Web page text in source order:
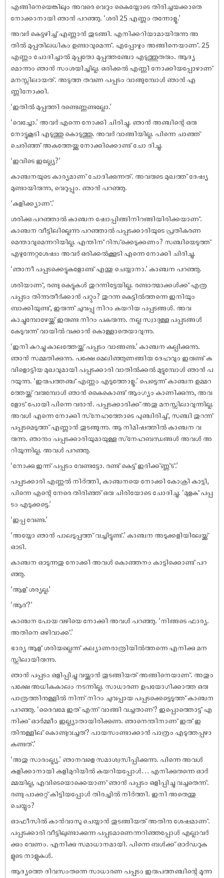
എങ്ങിനെയെങ്കിലും അവരെ വെറും കൈയ്യോടെ തിരിച്ചയക്കാതെ
നോക്കാനായി ഞാൻ പറഞ്ഞു. ‘ശരി 25 എണ്ണം തന്നോളൂ.’
അവർ കെട്ടഴിച്ച് എണ്ണാൻ തുടങ്ങി. എനിക്കറിയാമായിരുന്നു അ
തിൽ മുപ്പതിലധികം ഉണ്ടാവുമെന്ന്. എപ്പോഴും അങ്ങിനെയാണ്. 25
എണ്ണം ചോദിച്ചാൽ മുപ്പതോ മുപ്പത്തഞ്ചോ എടുത്തുതരും. ആദ്യ
മൊന്നും ഞാൻ സംശയിച്ചില്ല. ഒരിക്കൽ എണ്ണി നോക്കിയപ്പോഴാണ്
മനസ്സിലായത്. അടുത്ത തവണ പപ്പടം വാങ്ങുമ്പോൾ ഞാൻ എ
ണ്ണിനോക്കി.
‘ഇതിൽ മുപ്പത്തി രണ്ടെണ്ണണ്ടല്ലോ.’
‘വെച്ചോ.’ അവർ എന്നെ നോക്കി ചിരിച്ചു. ഞാൻ അഞ്ചിന്റെ ഒരു
നോട്ടുകൂടി എടുത്തു കൊടുത്തു. അവർ വാങ്ങിയില്ല. പിന്നെ ചാഞ്ഞ്
ചെരിഞ്ഞ് അകത്തേയ്ക്കു നോക്കിക്കൊണ്ട് ചോ ദിച്ചു.
‘ഇവിടെ ഇല്ല്യേ?’
കാഞ്ചനയുടെ കാര്യമാണ് ചോദിക്കുന്നത്. അവരുടെ മുഖത്ത് ദേഷ്യ
മുണ്ടായിരുന്നു, വെറുപ്പും. ഞാൻ പറഞ്ഞു.
‘കുളിക്ക്യാണ്.’
ശരിക്കു പറഞ്ഞാൽ കാഞ്ചന ഷോപ്പിങ്ങിനിറങ്ങിയിരിക്കയാണ്.
കാഞ്ചന വീട്ടിലില്ലെന്നു പറഞ്ഞാൽ പപ്പടക്കാരിയുടെ പ്രതികരണ
മെന്താവുമെന്നറിയില്ല. എന്തിന് റിസ്‌ക്കെടുക്കണം? സഞ്ചിയെടുത്ത്
എഴുന്നേറ്റശേഷം അവർ ഒരിക്കൽക്കൂടി എന്നെ നോക്കി ചിരിച്ചു.
‘ഞാനീ പപ്പടക്കെട്ടുകളോണ്ട് എന്തു ചെയ്യാനാ.’ കാഞ്ചന പറഞ്ഞു.
ശരിയാണ്, രണ്ടു കെട്ടുകൾ തുറന്നിട്ടേയില്ല. രണ്ടാത്മാക്കൾക്ക് എത്ര
പപ്പടം തിന്നുതീർക്കാൻ പറ്റും? തുറന്ന കെട്ടിൽത്തന്നെ ഇനിയും
ബാക്കിയുണ്ട്, ഇരുന്ന് ചുവപ്പു നിറം കയറിയ പപ്പടങ്ങൾ. അവ
കാച്ചുമ്പോഴേയ്ക്ക് ഇരുണ്ട നിറം പകരുന്നു. നല്ല സ്വാദുള്ള പപ്പടങ്ങൾ
കേടുവന്ന് വായിൽ വക്കാൻ കൊള്ളാതെയാവുന്നു.
‘ഇനി കുറച്ചു കാലത്തേയ്ക്ക് പപ്പടം വാങ്ങണ്ട.’ കാഞ്ചന കല്പിക്കുന്നു.
ഞാൻ സമ്മതിക്കുന്നു. പക്ഷേ മെലിഞ്ഞുണങ്ങിയ ദേഹവും ഇരുണ്ട് ക
വിളൊട്ടിയ മുഖവുമായി പപ്പടക്കാരി വാതിൽക്കൽ മുട്ടുമ്പോൾ ഞാൻ പ
റയുന്നു. ‘ഇരുപത്തഞ്ച് എണ്ണം എടുത്തോളൂ.’ പെട്ടെന്ന് കാഞ്ചന ഉമ്മറ
ത്തേയ്ക്ക് വരുമ്പോൾ ഞാൻ കൈകൊണ്ട് ആംഗ്യം കാണിക്കുന്നു, അവ
ളോട് പോയി പിന്നെ വരാൻ. പപ്പടക്കാരിക്ക് അതു മനസ്സിലാവുന്നില്ല.
അവൾ എന്നെ നോക്കി സ്‌നേഹത്തോടെ പുഞ്ചിരിച്ച്, സഞ്ചി തുറന്ന്
പപ്പടമെടുത്ത് എണ്ണാൻ തുടങ്ങുന്നു. ആ നിമിഷത്തിൽ കാഞ്ചന വ
രുന്നു. ഞാനും പപ്പടക്കാരിയുമായുള്ള സ്‌നേഹബന്ധങ്ങൾ അവൾ അ
റിയുന്നില്ല. അവൾ പറഞ്ഞു.
‘നോക്കു ഇന്ന് പപ്പടം വേണ്ടട്ടോ. രണ്ട് കെട്ട് ഇരിക്ക്ണ്ണ്ട്.’
പപ്പടക്കാരി എണ്ണൽ നിർത്തി, കാഞ്ചനയെ നോക്കി കോക്രി കാട്ടി,
പിന്നെ എന്റെ നേരെ തിരിഞ്ഞ് ഒരു ചിരിയോടെ ചോദിച്ചു. ‘മുളക് പപ്പ
ടം എടുക്കട്ടെ.’
‘ഇപ്പ വേണ്ട.’
‘അയ്യോ ഞാൻ പാലടുപ്പത്ത് വച്ചിട്ടുണ്ട്.’ കാഞ്ചന അടുക്കളിയിലേയ്ക്ക്
ഓടി.
കാഞ്ചന ഓടുന്നതു നോക്കി അവൾ കൊഞ്ഞനം കാട്ടിക്കൊണ്ട് പറ
ഞ്ഞു.
‘ആള് ശര്യല്ല.’
‘ആര്?’
കാഞ്ചന പോയ വഴിയെ നോക്കി അവൾ പറഞ്ഞു. ‘നിങ്ങടെ ഫാര്യ.
അതിനെ ഒഴിവാക്ക്.’
ഭാര്യ ആള് ശരിയല്ലെന്ന് കല്യാണരാത്രിയിൽത്തന്നെ എനിക്കു മന
സ്സിലായിരുന്നു.
ഞാൻ പപ്പടം ഒളിപ്പിച്ചു വയ്ക്കാൻ തുടങ്ങിയത് അങ്ങിനെയാണ്. അതും
പക്ഷേ അധികകാലം നടന്നില്ല. സാധാരണ ഉപയോഗിക്കാത്ത ഒരു
പാത്രത്തിനുള്ളിൽ നിന്ന് നിറം ചുവപ്പായ പപ്പടക്കെട്ടെടുത്ത് കാഞ്ചന
പറഞ്ഞു. ‘ദൈവമേ ഇത് എന്ന് വാങ്ങി വച്ചതാണ്? ഇപ്പൊത്തൊട്ട് എ
നിക്ക് ഓർമ്മീം ഇല്ല്യാതായിരിക്കുണു. ഞാനെന്തിനാണ് ഇത് ഇ
തിനുള്ളില് കൊണ്ടുവച്ചത്? പായസംണ്ടാക്കാൻ പാത്രം എടുത്തപ്പഴാ
കണ്ടത്.’
‘അതു സാരംല്ല്യ.’ ഞാനവളെ സമാശ്വസിപ്പിക്കുന്നു. പിന്നെ അവൾ
കുളിക്കാനായി കുളിമുറിയിൽ കയറിയപ്പോൾ… എനിക്കുതന്നെ ഓർ
മ്മയില്ല, എവിടെയൊക്കെയാണ് ഞാൻ പപ്പടം ഒളിപ്പിച്ചു വച്ചതെന്ന്.
രണ്ടു പാക്കറ്റ് കിട്ടിയപ്പോൾ തിരച്ചിൽ നിർത്തി. ഇനി അതെന്തു
ചെയ്യും?
ഓഫീസിൽ കാൻവാസു ചെയ്യാൻ തുടങ്ങിയത് അതിനു ശേഷമാണ്.
പപ്പടക്കാരി വീട്ടിലുണ്ടാക്കുന്ന പപ്പടമാണെന്നറിഞ്ഞപ്പോൾ എല്ലാവർ
ക്കും വേണം. എനിക്കു സമാധാനമായി. പിന്നെ ബൾക്ക് ഓർഡറുക
ളുടെ നാളുകൾ.
ആദ്യത്തെ ദിവസംതന്നെ സാധാരണ പപ്പടം ഇരുപത്തഞ്ചിന്റെ മൂന്നു